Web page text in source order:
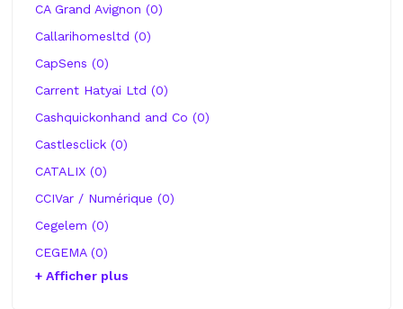
CA Grand Avignon (0)
Callarihomesltd (0)
CapSens (0)
Carrent Hatyai Ltd (0)
Cashquickonhand and Co (0)
Castlesclick (0)
CATALIX (0)
CCIVar / Numérique (0)
Cegelem (0)
CEGEMA (0)
+ Afficher plus